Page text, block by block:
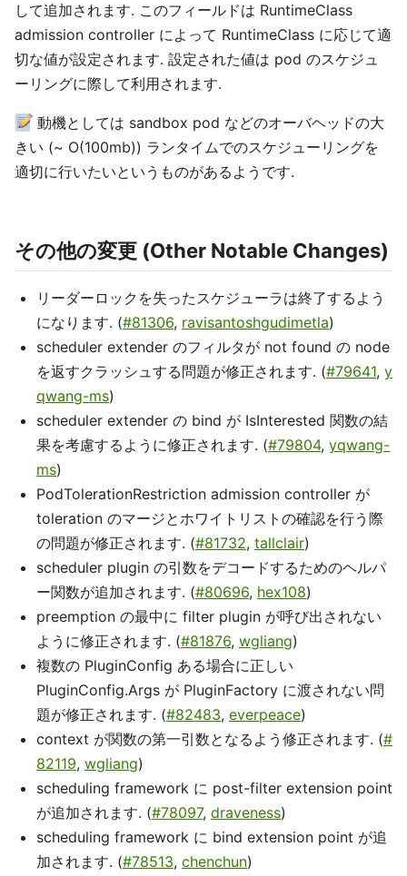
して追加されます. このフィールドは RuntimeClass
admission controller によって RuntimeClass に応じて適
切な値が設定されます. 設定された値は pod のスケジュ
ーリングに際して利用されます.
動機としては sandbox pod などのオーバヘッドの大
きい (~ O(100mb)) ランタイムでのスケジューリングを
適切に行いたいというものがあるようです.
その他の変更 (Other Notable Changes)
リーダーロックを失ったスケジューラは終了するよう
になります. (#81306, ravisantoshgudimetla)
scheduler extender のフィルタが not found の node
を返すクラッシュする問題が修正されます. (#79641, y
qwang-ms)
scheduler extender の bind が IsInterested 関数の結
果を考慮するように修正されます. (#79804, yqwang-
ms)
PodTolerationRestriction admission controller が
toleration のマージとホワイトリストの確認を行う際
の問題が修正されます. (#81732, tallclair)
scheduler plugin の引数をデコードするためのヘルパ
ー関数が追加されます. (#80696, hex108)
preemption の最中に filter plugin が呼び出されない
ように修正されます. (#81876, wgliang)
複数の PluginConfig ある場合に正しい
PluginConfig.Args が PluginFactory に渡されない問
題が修正されます. (#82483, everpeace)
context が関数の第一引数となるよう修正されます. (#
82119, wgliang)
scheduling framework に post-filter extension point
が追加されます. (#78097, draveness)
scheduling framework に bind extension point が追
加されます. (#78513, chenchun)